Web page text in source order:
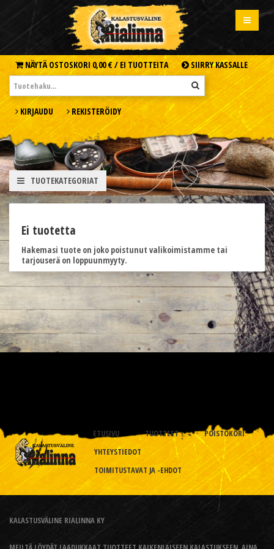
NÄYTÄ OSTOSKORI 0,00 € / EI TUOTTEITA SIIRRY KASSALLE
KIRJAUDU REKISTERÖIDY
TUOTEKATEGORIAT
Ei tuotetta
Hakemasi tuote on joko poistunut valikoimistamme tai
tarjouserä on loppuunmyyty.
ETUSIVU TUOTTEET
POISTOKORI
YHTEYSTIEDOT
TOIMITUSTAVAT JA -EHDOT
KALASTUSVÄLINE RIALINNA KY